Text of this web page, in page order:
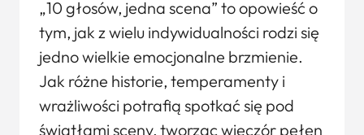
„10 głosów, jedna scena” to opowieść o
tym, jak z wielu indywidualności rodzi się
jedno wielkie emocjonalne brzmienie.
Jak różne historie, temperamenty i
wrażliwości potrafią spotkać się pod
światłami sceny, tworząc wieczór pełen